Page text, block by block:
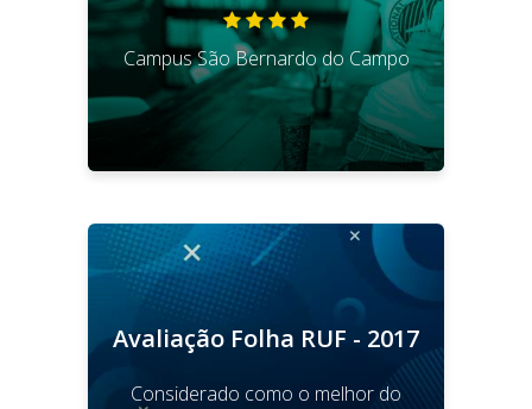
4
Estrelas
Campus São Bernardo do Campo
Avaliação Folha RUF - 2017
Considerado como o melhor do